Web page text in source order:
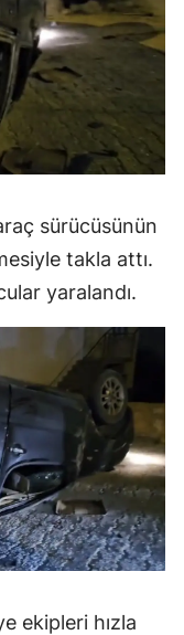
sürücüsünün
takla attı.
yaralandı.
ekipleri hızla